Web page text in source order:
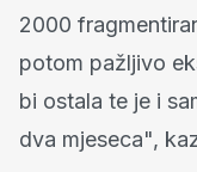
2000
potom pažljivo
bi ostala te je i
dva mjeseca",